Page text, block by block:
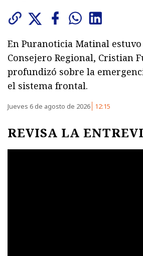
En Puranoticia Matinal
Consejero Regional, Cristian
profundizó sobre la
el sistema frontal.
Jueves 6 de agosto de 2026 12:15
REVISA LA